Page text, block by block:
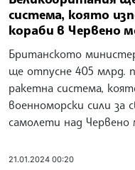
система, която
кораби в Червено
Британското
ще отпусне 405 млрд.
ракетна система,
военноморски сили за
самолети над Червено
21.01.2024 00:20